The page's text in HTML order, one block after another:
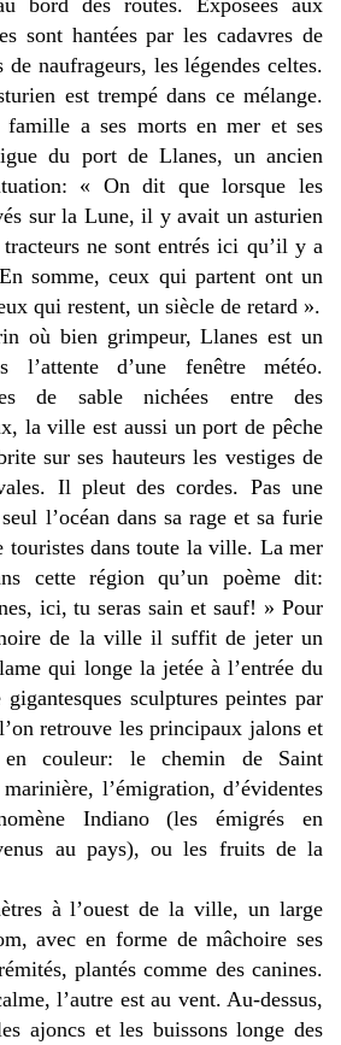
bord des routes. Exposées aux
sont hantées par les cadavres de
naufrageurs, les légendes celtes.
est trempé dans ce mélange.
famille a ses morts en mer et ses
du port de Llanes, un ancien
« On dit que lorsque les
sur la Lune, il y avait un asturien
ne sont entrés ici qu’il y a
somme, ceux qui partent ont un
qui restent, un siècle de retard ».
où bien grimpeur, Llanes est un
l’attente d’une fenêtre météo.
de sable nichées entre des
la ville est aussi un port de pêche
sur ses hauteurs les vestiges de
Il pleut des cordes. Pas une
l’océan dans sa rage et sa furie
touristes dans toute la ville. La mer
cette région qu’un poème dit:
ici, tu seras sain et sauf! » Pour
de la ville il suffit de jeter un
qui longe la jetée à l’entrée du
sculptures peintes par
retrouve les principaux jalons et
en couleur: le chemin de Saint
l’émigration, d’évidentes
Indiano (les émigrés en
au pays), ou les fruits de la
à l’ouest de la ville, un large
avec en forme de mâchoire ses
plantés comme des canines.
l’autre est au vent. Au-dessus,
ajoncs et les buissons longe des